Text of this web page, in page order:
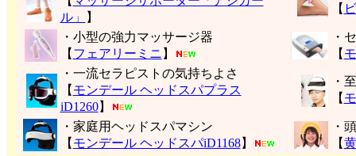
ル」
】
【
・小型の強力マッサージ器
【 フェアリーミニ 】
・
【
・一流セラピストの気持ちよさ
【 モンデール ヘッドスパプラス
iD1260】
・
【
・家庭用ヘッドスパマシン
【 モンデール ヘッドスパiD1168】
・
【